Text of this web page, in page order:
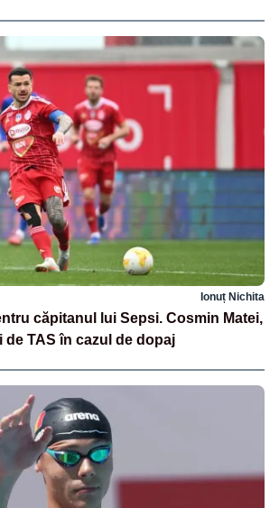
Ionuț Nichita
căpitanul lui Sepsi. Cosmin Matei,
TAS în cazul de dopaj